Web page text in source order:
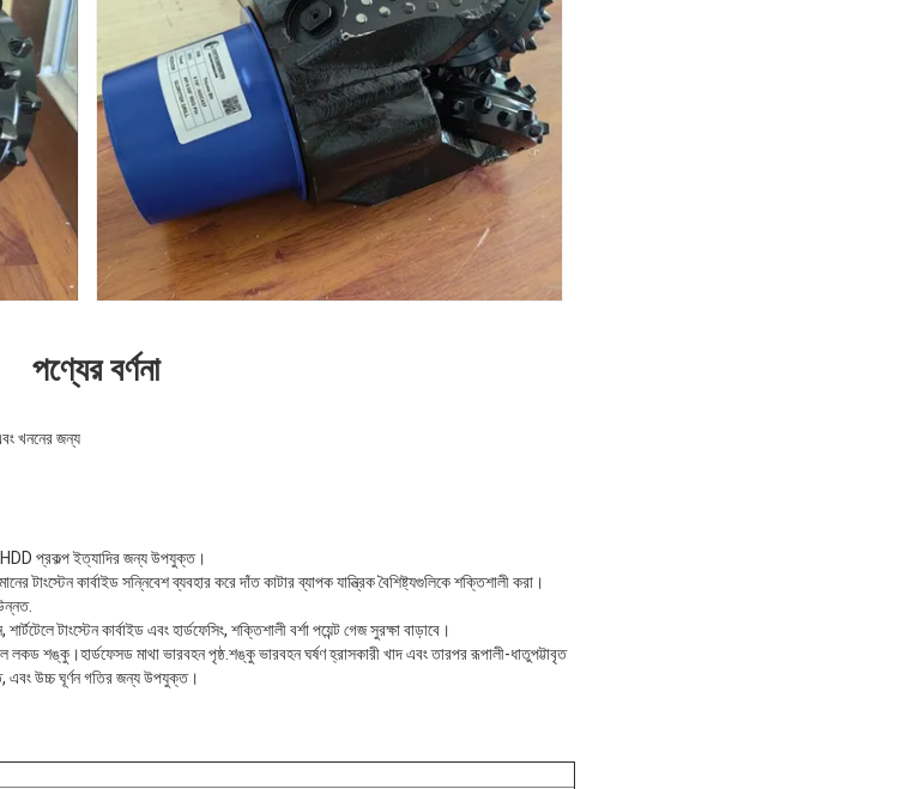
পণ্যের বর্ণনা
খননের জন্য
প্রকল্প ইত্যাদির জন্য উপযুক্ত।
টাংস্টেন কার্বাইড সন্নিবেশ ব্যবহার করে দাঁত কাটার ব্যাপক যান্ত্রিক বৈশিষ্ট্যগুলিকে শক্তিশালী করা।
টাংস্টেন কার্বাইড এবং হার্ডফেসিং, শক্তিশালী বর্শা পয়েন্ট গেজ সুরক্ষা বাড়াবে।
লকড শঙ্কু।হার্ডফেসড মাথা ভারবহন পৃষ্ঠ.শঙ্কু ভারবহন ঘর্ষণ হ্রাসকারী খাদ এবং তারপর রূপালী-ধাতুপট্টাবৃত
এবং উচ্চ ঘূর্ণন গতির জন্য উপযুক্ত।